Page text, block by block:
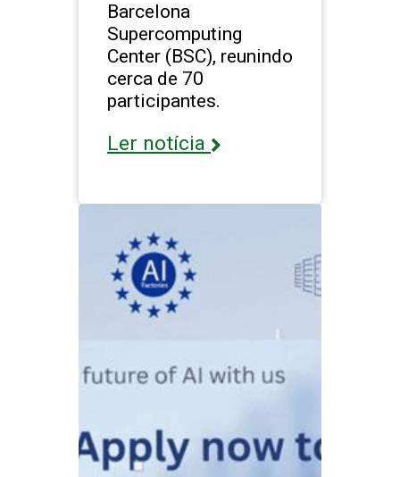
Barcelona
Supercomputing
Center (BSC), reunindo
cerca de 70
participantes.
Ler notícia